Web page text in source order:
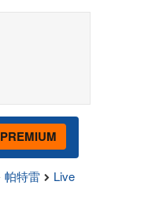
PREMIUM
帕特雷 Live